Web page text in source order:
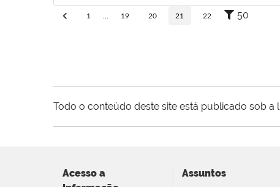
1 19 20 21 22 50
Todo o conteúdo deste site está publicado sob a
Acesso a
Assuntos